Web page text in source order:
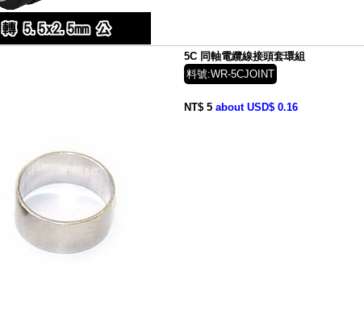
5C 同軸電纜線接頭套環組
料號:WR-5CJOINT
NT$ 5 about USD$ 0.16